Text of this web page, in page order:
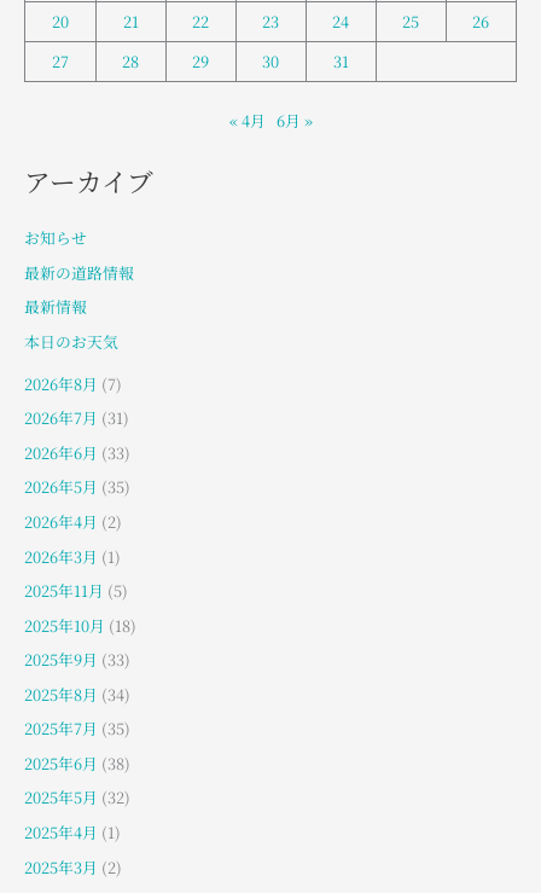
20
21 22 23 24 25
26
27
28 29 30 31
« 4月 6月 »
アーカイブ
お知らせ
最新の道路情報
最新情報
本日のお天気
2026年8月 (7)
2026年7月 (31)
2026年6月 (33)
2026年5月 (35)
2026年4月 (2)
2026年3月 (1)
2025年11月 (5)
2025年10月 (18)
2025年9月 (33)
2025年8月 (34)
2025年7月 (35)
2025年6月 (38)
2025年5月 (32)
2025年4月 (1)
2025年3月 (2)